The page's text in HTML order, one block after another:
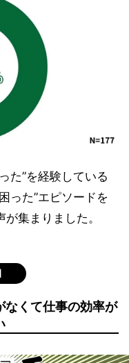
た”を経験している
った”エピソードを
集まりました。
なくて仕事の効率が